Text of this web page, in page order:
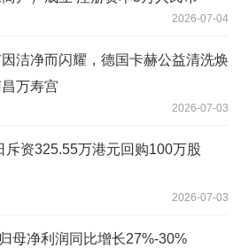
2026-07-04
洁净而闪耀，德国卡赫公益清洗焕
万寿宫
2026-07-03
斥资325.55万港元回购100万股
2026-07-03
母净利润同比增长27%-30%